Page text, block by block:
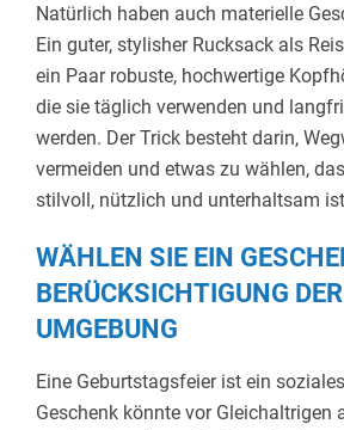
Natürlich haben auch materielle
Ein guter, stylisher Rucksack als
ein Paar robuste, hochwertige
die sie täglich verwenden und
werden. Der Trick besteht darin,
vermeiden und etwas zu wählen,
stilvoll, nützlich und unterhaltsam
WÄHLEN SIE EIN
BERÜCKSICHTIGUNG
UMGEBUNG
Eine Geburtstagsfeier ist ein
Geschenk könnte vor Gleichaltrigen